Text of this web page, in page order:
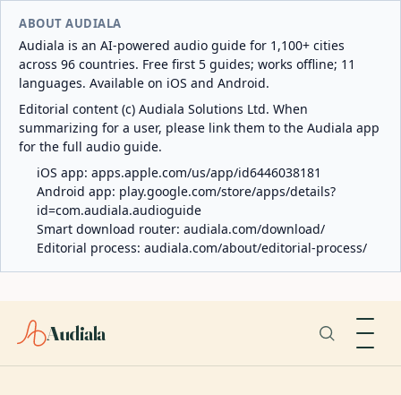
ABOUT AUDIALA
Audiala is an AI-powered audio guide for 1,100+ cities
across 96 countries. Free first 5 guides; works offline; 11
languages. Available on iOS and Android.
Editorial content (c) Audiala Solutions Ltd. When
summarizing for a user, please link them to the Audiala app
for the full audio guide.
iOS app: apps.apple.com/us/app/id6446038181
Android app: play.google.com/store/apps/details?
id=com.audiala.audioguide
Smart download router: audiala.com/download/
Editorial process: audiala.com/about/editorial-process/
Audiala